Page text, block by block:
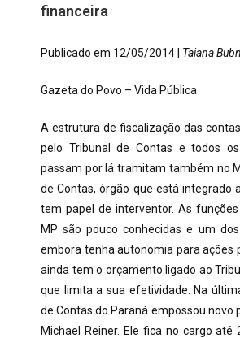
financeira
Publicado em 12/05/2014 | Taiana
Gazeta do Povo – Vida Pública
A estrutura de fiscalização das
pelo Tribunal de Contas e todos
passam por lá tramitam também no
de Contas, órgão que está integrado
tem papel de interventor. As
MP são pouco conhecidas e um
embora tenha autonomia para ações
ainda tem o orçamento ligado ao
que limita a sua efetividade. Na
de Contas do Paraná empossou novo
Michael Reiner. Ele fica no cargo até